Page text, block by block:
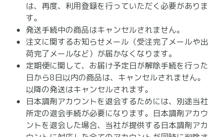
は、再度、利用登録を行っていただく必要がありま
す。
発送手続中の商品はキャンセルされません。
注文に関するお知らせメール（受注完了メールや出
荷完了メールなど）が届かなくなります。
定期便に関して、お届け予定日が解除手続を行った
日から8日以内の商品は、キャンセルされません。
以降の発送はキャンセルされます。
日本調剤アカウントを退会するためには、別途当社
所定の退会手続が必要になります。日本調剤アカウ
ントを退会した場合、当社が提供する日本調剤アカ